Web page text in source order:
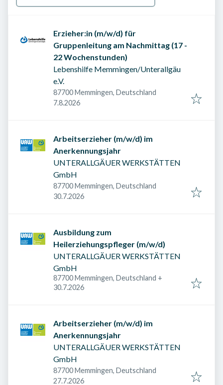
Erzieher:in (m/w/d) für
Gruppenleitung am Nachmittag (17 -
22 Wochenstunden)
Lebenshilfe Memmingen/Unterallgäu
e.V.
87700 Memmingen, Deutschland
Veröffentlicht am
7.8.2026
Arbeitserzieher (m/w/d) im
Anerkennungsjahr
UNTERALLGÄUER WERKSTÄTTEN
GmbH
87700 Memmingen, Deutschland
Veröffentlicht am
30.7.2026
Ausbildung zum
Heilerziehungspfleger (m/w/d)
UNTERALLGÄUER WERKSTÄTTEN
GmbH
87700 Memmingen, Deutschland +
Veröffentlicht am
30.7.2026
Arbeitserzieher (m/w/d) im
Anerkennungsjahr
UNTERALLGÄUER WERKSTÄTTEN
GmbH
87700 Memmingen, Deutschland
Veröffentlicht am
27.7.2026